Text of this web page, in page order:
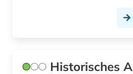
Historisches